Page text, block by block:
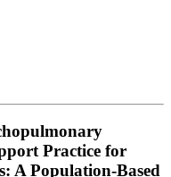
Practice for
A Population-Based